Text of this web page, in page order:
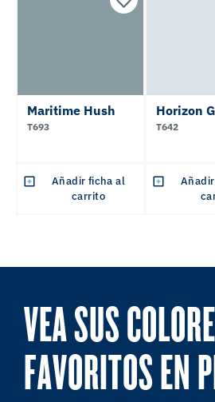
Maritime Hush
T693
Añadir ficha al
carrito
Horizon
T642
VEA SUS
FAVORITOS EN